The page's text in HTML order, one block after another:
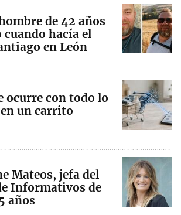
de 42 años
cuando hacía el
en León
ocurre con todo lo
un carrito
Mateos, jefa del
Informativos de
años